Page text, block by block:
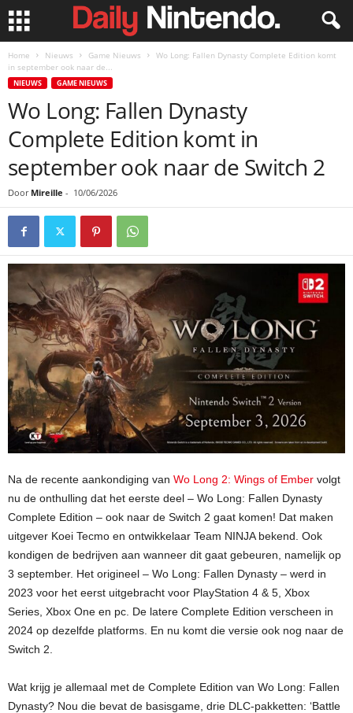
Home Nieuws Game Nieuws
Wo Long: Fallen Dynasty Complete Edition komt
in september ook naar de...
NIEUWS GAME NIEUWS
Wo Long: Fallen Dynasty
Complete Edition komt in
september ook naar de Switch 2
Door Mireille - 10/06/2026
Na de recente aankondiging van Wo Long 2: Wings of Ember volgt
nu de onthulling dat het eerste deel – Wo Long: Fallen Dynasty
Complete Edition – ook naar de Switch 2 gaat komen! Dat maken
uitgever Koei Tecmo en ontwikkelaar Team NINJA bekend. Ook
kondigen de bedrijven aan wanneer dit gaat gebeuren, namelijk op
3 september. Het origineel – Wo Long: Fallen Dynasty – werd in
2023 voor het eerst uitgebracht voor PlayStation 4 & 5, Xbox
Series, Xbox One en pc. De latere Complete Edition verscheen in
2024 op dezelfde platforms. En nu komt die versie ook nog naar de
Switch 2.
Wat krijg je allemaal met de Complete Edition van Wo Long: Fallen
Dynasty? Nou die bevat de basisgame, drie DLC-pakketten: ‘Battle